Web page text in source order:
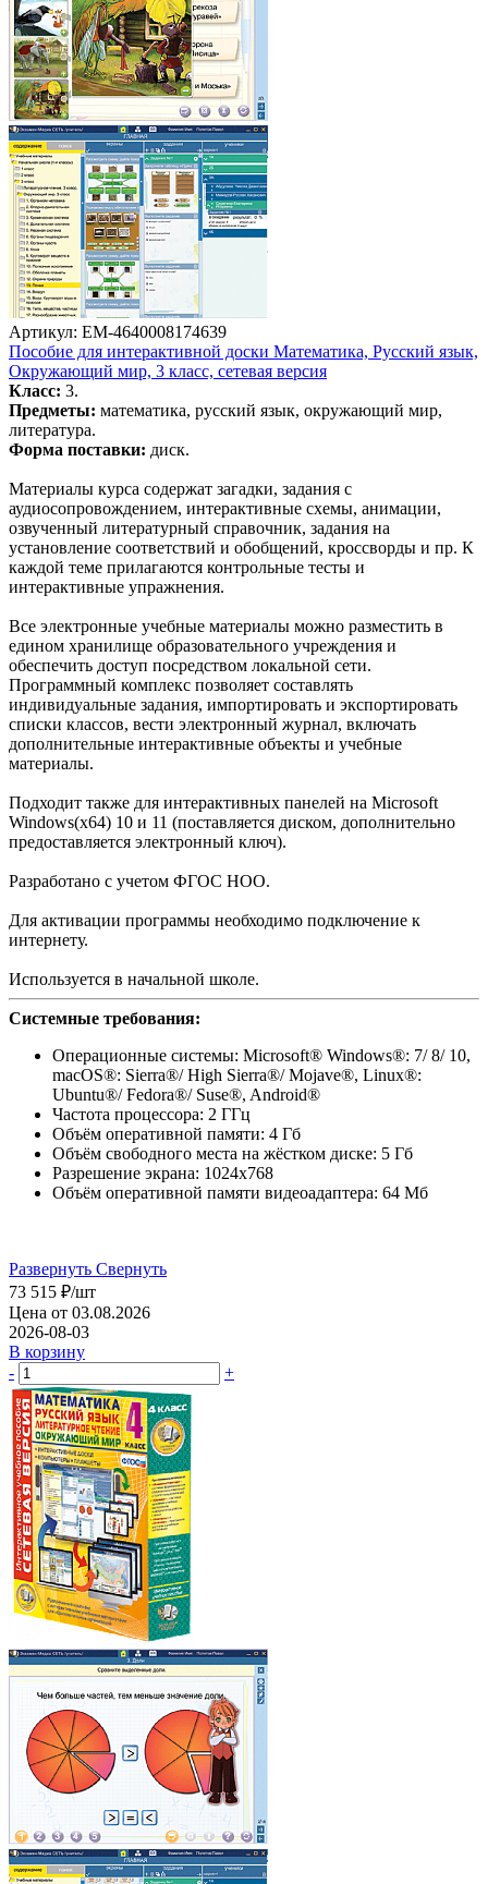
Артикул: EM-4640008174639
Пособие для интерактивной доски Математика, Русский язык,
Окружающий мир, 3 класс, сетевая версия
Класс: 3.
Предметы: математика, русский язык, окружающий мир,
литература.
Форма поставки: диск.
Материалы курса содержат загадки, задания с
аудиосопровождением, интерактивные схемы, анимации,
озвученный литературный справочник, задания на
установление соответствий и обобщений, кроссворды и пр. К
каждой теме прилагаются контрольные тесты и
интерактивные упражнения.
Все электронные учебные материалы можно разместить в
едином хранилище образовательного учреждения и
обеспечить доступ посредством локальной сети.
Программный комплекс позволяет составлять
индивидуальные задания, импортировать и экспортировать
списки классов, вести электронный журнал, включать
дополнительные интерактивные объекты и учебные
материалы.
Подходит также для интерактивных панелей на Microsoft
Windows(x64) 10 и 11 (поставляется диском, дополнительно
предоставляется электронный ключ).
Разработано с учетом ФГОС НОО.
Для активации программы необходимо подключение к
интернету.
Используется в начальной школе.
Системные требования:
Операционные системы: Microsoft® Windows®: 7/ 8/ 10,
macOS®: Sierra®/ High Sierra®/ Mojave®, Linux®:
Ubuntu®/ Fedora®/ Suse®, Android®
Частота процессора: 2 ГГц
Объём оперативной памяти: 4 Гб
Объём свободного места на жёстком диске: 5 Гб
Разрешение экрана: 1024х768
Объём оперативной памяти видеоадаптера: 64 Мб
Развернуть Свернуть
73 515 ₽/шт
Цена от 03.08.2026
2026-08-03
В корзину
-
+